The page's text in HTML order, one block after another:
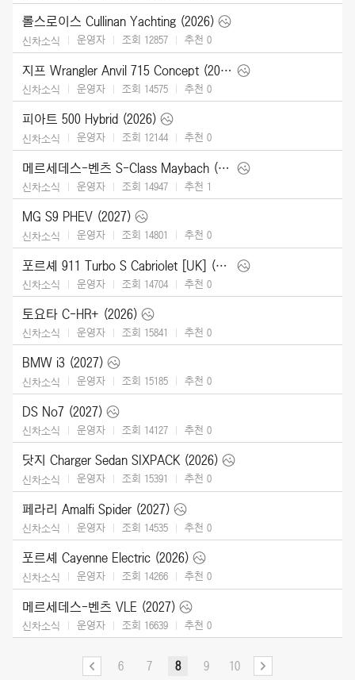
롤스로이스 Cullinan Yachting (2026)
신차소식 운영자 조회 12857 추천 0
지프 Wrangler Anvil 715 Concept (2026)
신차소식 운영자 조회 14575 추천 0
피아트 500 Hybrid (2026)
신차소식 운영자 조회 12144 추천 0
메르세데스-벤츠 S-Class Maybach (2027)
신차소식 운영자 조회 14947 추천 1
MG S9 PHEV (2027)
신차소식 운영자 조회 14801 추천 0
포르셰 911 Turbo S Cabriolet [UK] (2026)
신차소식 운영자 조회 14704 추천 0
토요타 C-HR+ (2026)
신차소식 운영자 조회 15841 추천 0
BMW i3 (2027)
신차소식 운영자 조회 15185 추천 0
DS No7 (2027)
신차소식 운영자 조회 14127 추천 0
닷지 Charger Sedan SIXPACK (2026)
신차소식 운영자 조회 15391 추천 0
페라리 Amalfi Spider (2027)
신차소식 운영자 조회 14535 추천 0
포르셰 Cayenne Electric (2026)
신차소식 운영자 조회 14266 추천 0
메르세데스-벤츠 VLE (2027)
신차소식 운영자 조회 16639 추천 0
6 7 8 9 10